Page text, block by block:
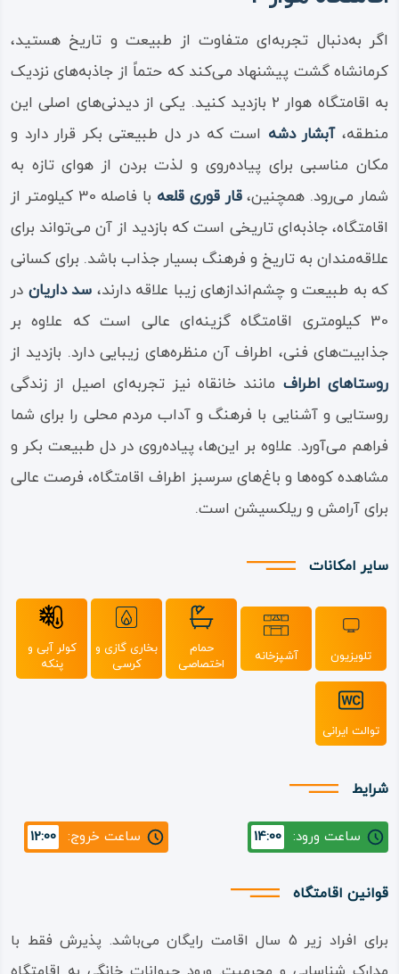
اگر به‌دنبال تجربه‌ای متفاوت از طبیعت و تاریخ هستید،
کرمانشاه گشت پیشنهاد می‌کند که حتماً از جاذبه‌های نزدیک
به اقامتگاه هوار 2 بازدید کنید. یکی از دیدنی‌های اصلی این
منطقه،آبشار دشه است که در دل طبیعتی بکر قرار دارد و
مکان مناسبی برای پیاده‌روی و لذت بردن از هوای تازه به
شمار می‌رود. همچنین،قار قوری قلعه
با فاصله 30 کیلومتر از
اقامتگاه، جاذبه‌ای تاریخی است که بازدید از آن می‌تواند برای
علاقه‌مندان به تاریخ و فرهنگ بسیار جذاب باشد. برای کسانی
که به طبیعت و چشم‌اندازهای زیبا علاقه دارند، سد داریان در
30 کیلومتری اقامتگاه گزینه‌ای عالی است که علاوه بر
جذابیت‌های فنی، اطراف آن منظره‌های زیبایی دارد. بازدید از
روستاهای اطراف مانند خانقاه نیز تجربه‌ای اصیل از زندگی
روستایی و آشنایی با فرهنگ و آداب مردم محلی را برای شما
فراهم می‌آورد. علاوه بر این‌ها، پیاده‌روی در دل طبیعت بکر و
مشاهده کوه‌ها و باغ‌های سرسبز اطراف اقامتگاه، فرصت عالی
برای آرامش و ریلکسیشن است.
سایر امکانات
تلویزیون آشپزخانه
حمام
اختصاصی
بخاری گازی و
کرسی
کولر آبی و
پنکه
توالت ایرانی
شرایط
ساعت ورود: 14:00 ساعت خروج: 12:00
قوانین اقامتگاه
برای افراد زیر 5 سال اقامت رایگان می‌باشد. پذیرش فقط با